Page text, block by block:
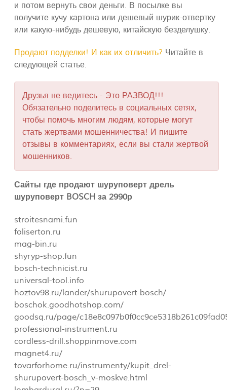
и потом вернуть свои деньги. В посылке вы
получите кучу картона или дешевый шурик-отвертку
или какую-нибудь дешевую, китайскую безделушку.
Продают подделки! И как их отличить? Читайте в
следующей статье.
Друзья не ведитесь - Это РАЗВОД!!!
Обязательно поделитесь в социальных сетях,
чтобы помочь многим людям, которые могут
стать жертвами мошенничества! И пишите
отзывы в комментариях, если вы стали жертвой
мошенников.
Сайты где продают шуруповерт дрель
шуруповерт BOSCH за 2990р
stroitesnami.fun
foliserton.ru
mag-bin.ru
shyryp-shop.fun
bosch-technicist.ru
universal-tool.info
hoztov98.ru/lander/shurupovert-bosch/
boschok.goodhotshop.com/
goodsq.ru/page/
professional-instrument.ru
cordless-drill.shoppinmove.com
magnet4.ru/
tovarforhome.ru/instrumenty/kupit_drel-
shurupovert-bosch_v-moskve.html